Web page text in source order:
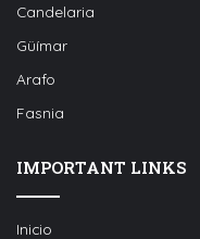
Candelaria
Güímar
Arafo
Fasnia
IMPORTANT LINKS
Inicio